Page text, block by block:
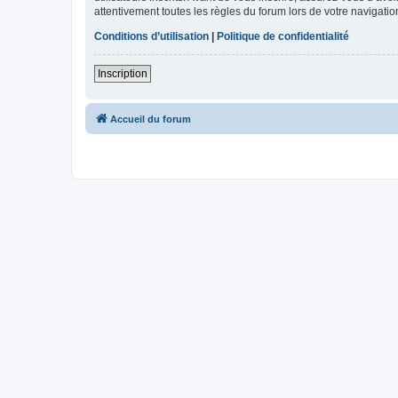
attentivement toutes les règles du forum lors de votre
Conditions d’utilisation | Politique de confidentialité
Inscription
Accueil du forum